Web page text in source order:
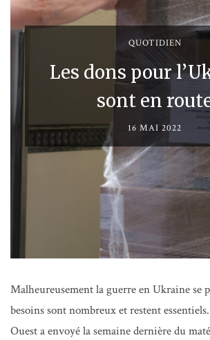
QUOTIDIEN
Les dons pour
sont en
16 MAI 2022
Malheureusement la guerre en Ukraine se
besoins sont nombreux et restent
Ouest a envoyé la semaine dernière du